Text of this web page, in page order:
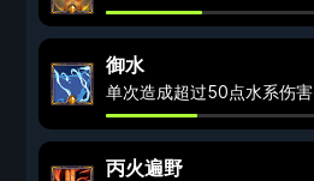
御水
单次造成超过50点水系伤害
丙火遍野